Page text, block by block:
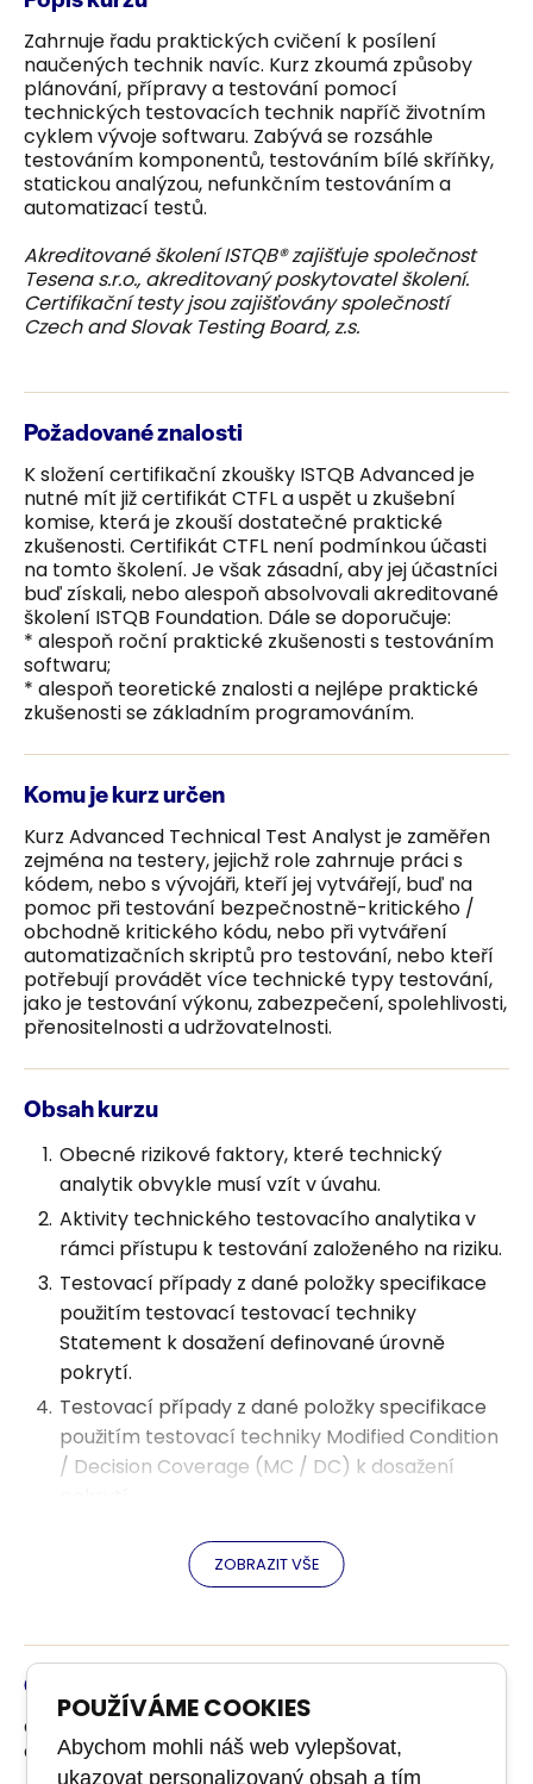
Zahrnuje řadu praktických cvičení k posílení
naučených technik navíc. Kurz zkoumá způsoby
plánování, přípravy a testování pomocí
technických testovacích technik napříč životním
cyklem vývoje softwaru. Zabývá se rozsáhle
testováním komponentů, testováním bílé skříňky,
statickou analýzou, nefunkčním testováním a
automatizací testů.
Akreditované školení ISTQB® zajišťuje společnost
Tesena s.r.o., akreditovaný poskytovatel školení.
Certifikační testy jsou zajišťovány společností
Czech and Slovak Testing Board, z.s.
Požadované znalosti
K složení certifikační zkoušky ISTQB Advanced je
nutné mít již certifikát CTFL a uspět u zkušební
komise, která je zkouší dostatečné praktické
zkušenosti. Certifikát CTFL není podmínkou účasti
na tomto školení. Je však zásadní, aby jej účastníci
buď získali, nebo alespoň absolvovali akreditované
školení ISTQB Foundation. Dále se doporučuje:
* alespoň roční praktické zkušenosti s testováním
softwaru;
* alespoň teoretické znalosti a nejlépe praktické
zkušenosti se základním programováním.
Komu je kurz určen
Kurz Advanced Technical Test Analyst je zaměřen
zejména na testery, jejichž role zahrnuje práci s
kódem, nebo s vývojáři, kteří jej vytvářejí, buď na
pomoc při testování bezpečnostně-kritického /
obchodně kritického kódu, nebo při vytváření
automatizačních skriptů pro testování, nebo kteří
potřebují provádět více technické typy testování,
jako je testování výkonu, zabezpečení, spolehlivosti,
přenositelnosti a udržovatelnosti.
Obsah kurzu
Obecné rizikové faktory, které technický
analytik obvykle musí vzít v úvahu.
Aktivity technického testovacího analytika v
rámci přístupu k testování založeného na riziku.
Testovací případy z dané položky specifikace
použitím testovací testovací techniky
Statement k dosažení definované úrovně
pokrytí.
Testovací případy z dané položky specifikace
použitím testovací techniky Modified Condition
/ Decision Coverage (MC / DC) k dosažení
použitím testovací testovací techniky Multiple
Condition k dosažení definované úrovně pokrytí.
použitím McCabeovy zjednodušené základní
Použitelnost testování API a druhy nalezených
vad.
ZOBRAZIT VŠE
Certifikace
Certifikační zkouška není součástí kurzu. Můžete si ji
doobjednat.
POUŽÍVÁME COOKIES
Abychom mohli náš web vylepšovat,
ukazovat personalizovaný obsah a tím